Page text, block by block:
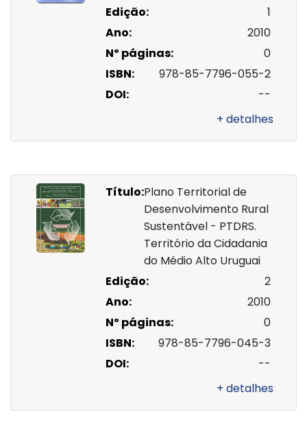
Edição:
1
Ano:
2010
Nº páginas:
0
ISBN:
978-85-7796-055-2
DOI:
--
+ detalhes
Título:Plano Territorial de
Desenvolvimento Rural
Sustentável - PTDRS.
Território da Cidadania
do Médio Alto Uruguai
Edição:
2
Ano:
2010
Nº páginas:
0
ISBN:
978-85-7796-045-3
DOI:
--
+ detalhes